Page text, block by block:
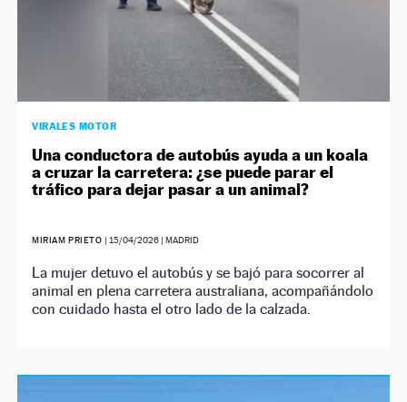
VIRALES MOTOR
Una conductora de autobús ayuda a un koala
a cruzar la carretera: ¿se puede parar el
tráfico para dejar pasar a un animal?
MIRIAM PRIETO | 15/04/2026| MADRID
La mujer detuvo el autobús y se bajó para socorrer al
animal en plena carretera australiana, acompañándolo
con cuidado hasta el otro lado de la calzada.